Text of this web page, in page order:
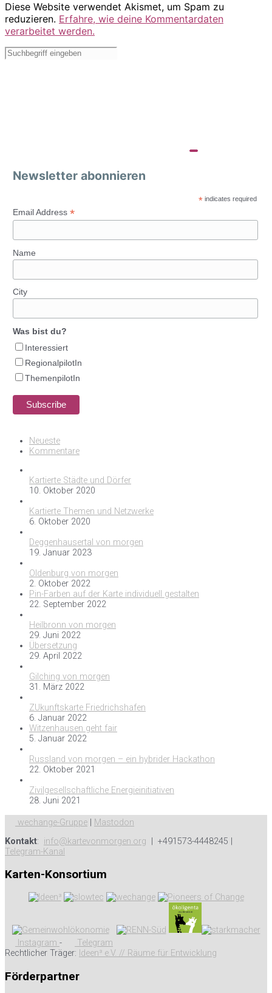
Diese Website verwendet Akismet, um Spam zu
reduzieren. Erfahre, wie deine Kommentardaten
verarbeitet werden.
Newsletter abonnieren
* indicates required
Email Address *
Name
City
Was bist du?
Interessiert
RegionalpilotIn
ThemenpilotIn
Neueste
Kommentare
Kartierte Städte und Dörfer
10. Oktober 2020
Kartierte Themen und Netzwerke
6. Oktober 2020
Deggenhausertal von morgen
19. Januar 2023
Oldenburg von morgen
2. Oktober 2022
Pin-Farben auf der Karte individuell gestalten
22. September 2022
Heilbronn von morgen
29. Juni 2022
Übersetzung
29. April 2022
Gilching von morgen
31. März 2022
ZUkunftskarte Friedrichshafen
6. Januar 2022
Witzenhausen geht fair
5. Januar 2022
Russland von morgen – ein hybrider Hackathon
22. Oktober 2021
Zivilgesellschaftliche Energieinitiativen
28. Juni 2021
wechange-Gruppe
Mastodon
Kontakt: info@kartevonmorgen.org | +491573-4448245 |
Telegram-Kanal
Karten-Konsortium
Instagram -
Telegram
Rechtlicher Träger: Ideen³ e.V. // Räume für Entwicklung
Förderpartner